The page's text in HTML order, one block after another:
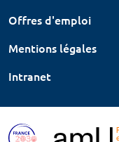
Offres d'emploi
Mentions légales
Intranet